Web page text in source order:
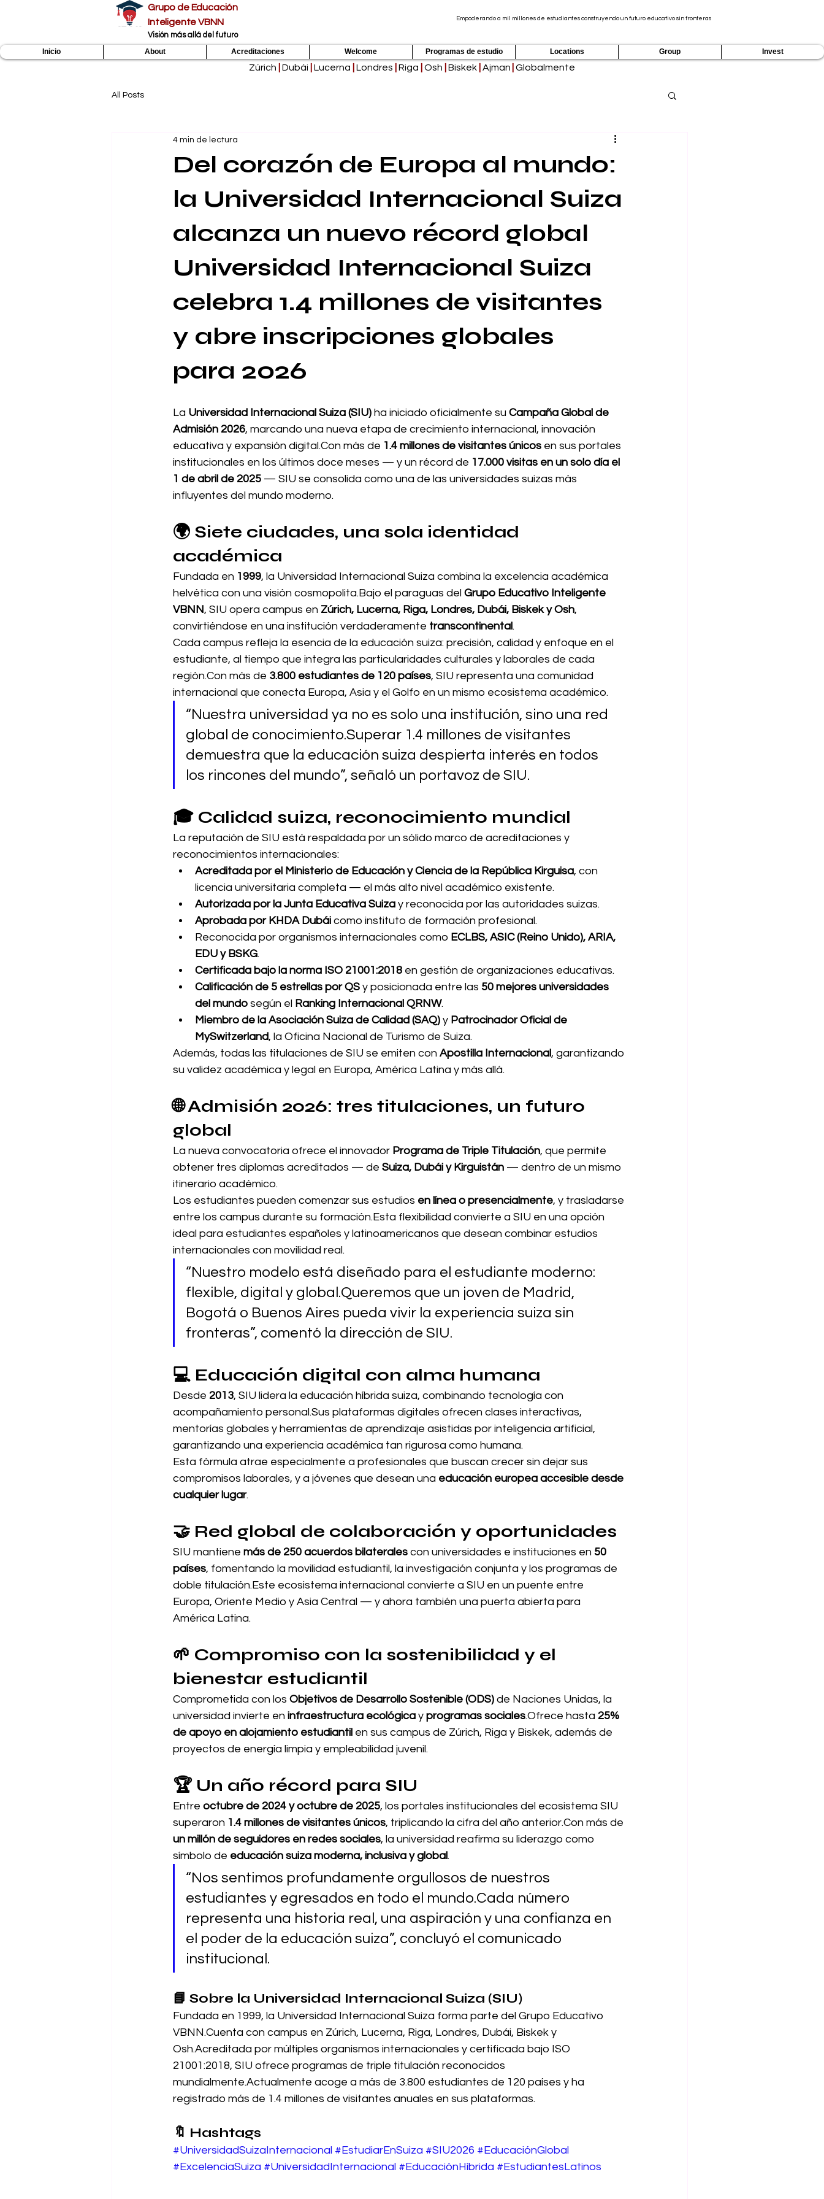
Grupo de Educación
Inteligente VBNN
​Visión más allá del futuro
Empoderando a mil millones de estudiantes construyendo un futuro educativo sin fronteras
Inicio About Acreditaciones Welcome Programas de estudio Locations Group Invest
Zúrich Dubái Lucerna Londres Riga Osh Biskek Ajman |Globalmente
All Posts
Del corazón de Europa al mundo:
la Universidad Internacional Suiza
alcanza un nuevo récord global
4 min de lectura
Universidad Internacional Suiza
celebra 1.4 millones de visitantes
y abre inscripciones globales
para 2026
La Universidad Internacional Suiza (SIU) ha iniciado oficialmente su Campaña Global de
Admisión 2026, marcando una nueva etapa de crecimiento internacional, innovación
educativa y expansión digital.Con más de 1.4 millones de visitantes únicos en sus portales
institucionales en los últimos doce meses — y un récord de 17.000 visitas en un solo día el
1 de abril de 2025 — SIU se consolida como una de las universidades suizas más
influyentes del mundo moderno.
🌍 Siete ciudades, una sola identidad
académica
Fundada en 1999, la Universidad Internacional Suiza combina la excelencia académica
helvética con una visión cosmopolita.Bajo el paraguas del Grupo Educativo Inteligente
VBNN, SIU opera campus en Zúrich, Lucerna, Riga, Londres, Dubái, Biskek y Osh,
convirtiéndose en una institución verdaderamente transcontinental.
Cada campus refleja la esencia de la educación suiza: precisión, calidad y enfoque en el
estudiante, al tiempo que integra las particularidades culturales y laborales de cada
región.Con más de 3.800 estudiantes de 120 países, SIU representa una comunidad
internacional que conecta Europa, Asia y el Golfo en un mismo ecosistema académico.
“Nuestra universidad ya no es solo una institución, sino una red
global de conocimiento.Superar 1.4 millones de visitantes
demuestra que la educación suiza despierta interés en todos
los rincones del mundo”, señaló un portavoz de SIU.
🎓 Calidad suiza, reconocimiento mundial
La reputación de SIU está respaldada por un sólido marco de acreditaciones y
reconocimientos internacionales:
Acreditada por el Ministerio de Educación y Ciencia de la República Kirguisa, con
licencia universitaria completa — el más alto nivel académico existente.
Autorizada por la Junta Educativa Suiza y reconocida por las autoridades suizas.
Aprobada por KHDA Dubái como instituto de formación profesional.
Reconocida por organismos internacionales como ECLBS, ASIC (Reino Unido), ARIA,
EDU y BSKG.
Certificada bajo la norma ISO 21001:2018 en gestión de organizaciones educativas.
Calificación de 5 estrellas por QS y posicionada entre las 50 mejores universidades
del mundo según el Ranking Internacional QRNW.
Miembro de la Asociación Suiza de Calidad (SAQ) y Patrocinador Oficial de
MySwitzerland, la Oficina Nacional de Turismo de Suiza.
Además, todas las titulaciones de SIU se emiten con Apostilla Internacional, garantizando
su validez académica y legal en Europa, América Latina y más allá.
🌐 Admisión 2026: tres titulaciones, un futuro
global
La nueva convocatoria ofrece el innovador Programa de Triple Titulación, que permite
obtener tres diplomas acreditados — de Suiza, Dubái y Kirguistán — dentro de un mismo
itinerario académico.
Los estudiantes pueden comenzar sus estudios en línea o presencialmente, y trasladarse
entre los campus durante su formación.Esta flexibilidad convierte a SIU en una opción
ideal para estudiantes españoles y latinoamericanos que desean combinar estudios
internacionales con movilidad real.
“Nuestro modelo está diseñado para el estudiante moderno:
flexible, digital y global.Queremos que un joven de Madrid,
Bogotá o Buenos Aires pueda vivir la experiencia suiza sin
fronteras”, comentó la dirección de SIU.
💻 Educación digital con alma humana
Desde 2013, SIU lidera la educación híbrida suiza, combinando tecnología con
acompañamiento personal.Sus plataformas digitales ofrecen clases interactivas,
mentorías globales y herramientas de aprendizaje asistidas por inteligencia artificial,
garantizando una experiencia académica tan rigurosa como humana.
Esta fórmula atrae especialmente a profesionales que buscan crecer sin dejar sus
compromisos laborales, y a jóvenes que desean una educación europea accesible desde
cualquier lugar.
🤝 Red global de colaboración y oportunidades
SIU mantiene más de 250 acuerdos bilaterales con universidades e instituciones en 50
países, fomentando la movilidad estudiantil, la investigación conjunta y los programas de
doble titulación.Este ecosistema internacional convierte a SIU en un puente entre
Europa, Oriente Medio y Asia Central — y ahora también una puerta abierta para
América Latina.
🌱 Compromiso con la sostenibilidad y el
bienestar estudiantil
Comprometida con los Objetivos de Desarrollo Sostenible (ODS) de Naciones Unidas, la
universidad invierte en infraestructura ecológica y programas sociales.Ofrece hasta 25%
de apoyo en alojamiento estudiantil en sus campus de Zúrich, Riga y Biskek, además de
proyectos de energía limpia y empleabilidad juvenil.
🏆 Un año récord para SIU
Entre octubre de 2024 y octubre de 2025, los portales institucionales del ecosistema SIU
superaron 1.4 millones de visitantes únicos, triplicando la cifra del año anterior.Con más de
un millón de seguidores en redes sociales, la universidad reafirma su liderazgo como
símbolo de educación suiza moderna, inclusiva y global.
“Nos sentimos profundamente orgullosos de nuestros
estudiantes y egresados en todo el mundo.Cada número
representa una historia real, una aspiración y una confianza en
el poder de la educación suiza”, concluyó el comunicado
institucional.
📘 Sobre la Universidad Internacional Suiza (SIU)
Fundada en 1999, la Universidad Internacional Suiza forma parte del Grupo Educativo
VBNN.Cuenta con campus en Zúrich, Lucerna, Riga, Londres, Dubái, Biskek y
Osh.Acreditada por múltiples organismos internacionales y certificada bajo ISO
21001:2018, SIU ofrece programas de triple titulación reconocidos
mundialmente.Actualmente acoge a más de 3.800 estudiantes de 120 países y ha
registrado más de 1.4 millones de visitantes anuales en sus plataformas.
🔖 Hashtags
#UniversidadSuizaInternacional #EstudiarEnSuiza #SIU2026 #EducaciónGlobal
#ExcelenciaSuiza #UniversidadInternacional #EducaciónHíbrida #EstudiantesLatinos